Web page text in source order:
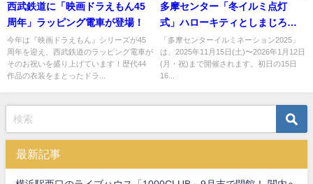
西武鉄道に「映画ドラえもん45
周年」ラッピング電車が登場！
今年は『映画ドラえもん』シリーズが45
周年を迎え、西武鉄道のラッピング電車が
そのお祝いを盛り上げています！歴代44
作品の衣装をまとったドラ...
多摩センター「冬イルミ点灯
式」ハローキティとしまじろう
の共演も！
「多摩センターイルミネーション2025」
は、2025年11月15日(土)〜2026年1月12日
(月・祝)まで開催されます。初日の15日
16...
最新記事